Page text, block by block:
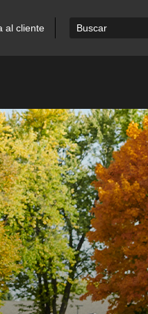
al cliente